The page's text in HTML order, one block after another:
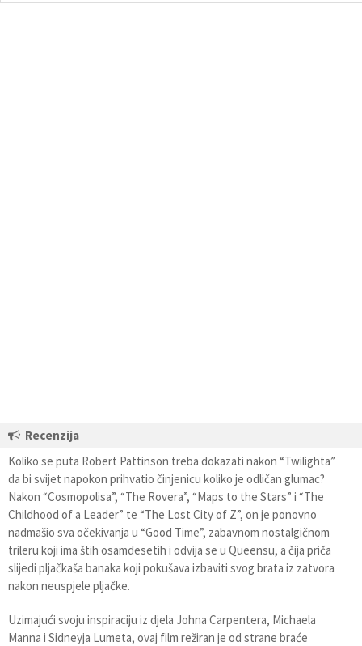
Recenzija
Koliko se puta Robert Pattinson treba dokazati nakon “Twilighta”
da bi svijet napokon prihvatio činjenicu koliko je odličan glumac?
Nakon “Cosmopolisa”, “The Rovera”, “Maps to the Stars” i “The
Childhood of a Leader” te “The Lost City of Z”, on je ponovno
nadmašio sva očekivanja u “Good Time”, zabavnom nostalgičnom
trileru koji ima štih osamdesetih i odvija se u Queensu, a čija priča
slijedi pljačkaša banaka koji pokušava izbaviti svog brata iz zatvora
nakon neuspjele pljačke.
Uzimajući svoju inspiraciju iz djela Johna Carpentera, Michaela
Manna i Sidneyja Lumeta, ovaj film režiran je od strane braće